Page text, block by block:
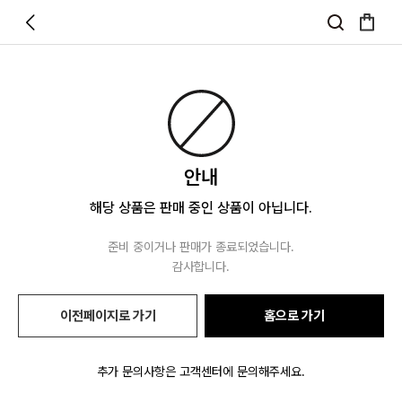
안내
해당 상품은 판매 중인 상품이 아닙니다.
준비 중이거나 판매가 종료되었습니다.
감사합니다.
이전페이지로 가기 홈으로 가기
추가 문의사항은 고객센터에 문의해주세요.